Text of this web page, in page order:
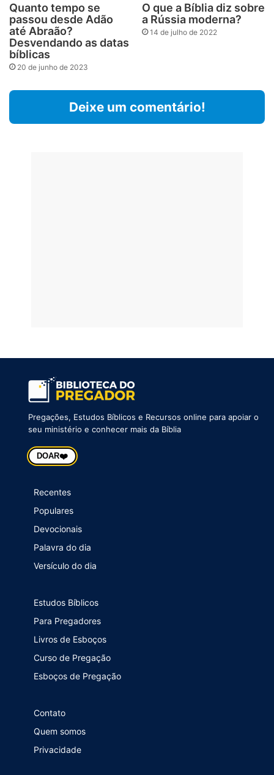
Quanto tempo se
passou desde Adão
até Abraão?
Desvendando as datas
bíblicas
20 de junho de 2023
O que a Bíblia diz sobre
a Rússia moderna?
14 de julho de 2022
Deixe um comentário!
Pregações, Estudos Bíblicos e Recursos online para apoiar o
seu ministério e conhecer mais da Bíblia
DOAR❤️
Recentes
Populares
Devocionais
Palavra do dia
Versículo do dia
Estudos Bíblicos
Para Pregadores
Livros de Esboços
Curso de Pregação
Esboços de Pregação
Contato
Quem somos
Privacidade